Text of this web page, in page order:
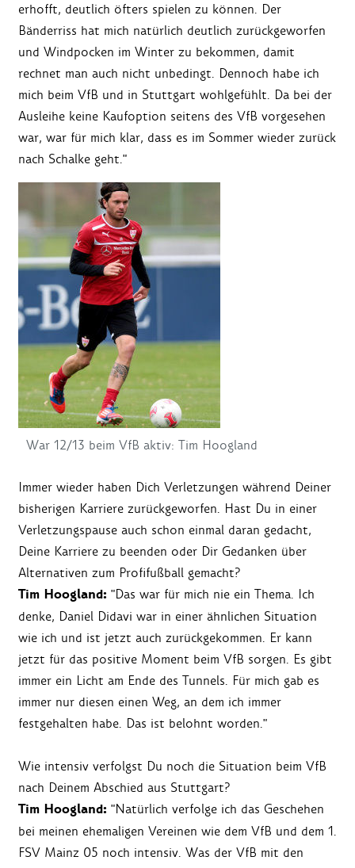
erhofft, deutlich öfters spielen zu können. Der
Bänderriss hat mich natürlich deutlich zurückgeworfen
und Windpocken im Winter zu bekommen, damit
rechnet man auch nicht unbedingt. Dennoch habe ich
mich beim VfB und in Stuttgart wohlgefühlt. Da bei der
Ausleihe keine Kaufoption seitens des VfB vorgesehen
war, war für mich klar, dass es im Sommer wieder zurück
nach Schalke geht."
War 12/13 beim VfB aktiv: Tim Hoogland
Immer wieder haben Dich Verletzungen während Deiner
bisherigen Karriere zurückgeworfen. Hast Du in einer
Verletzungspause auch schon einmal daran gedacht,
Deine Karriere zu beenden oder Dir Gedanken über
Alternativen zum Profifußball gemacht?
Tim Hoogland: "Das war für mich nie ein Thema. Ich
denke, Daniel Didavi war in einer ähnlichen Situation
wie ich und ist jetzt auch zurückgekommen. Er kann
jetzt für das positive Moment beim VfB sorgen. Es gibt
immer ein Licht am Ende des Tunnels. Für mich gab es
immer nur diesen einen Weg, an dem ich immer
festgehalten habe. Das ist belohnt worden."
Wie intensiv verfolgst Du noch die Situation beim VfB
nach Deinem Abschied aus Stuttgart?
Tim Hoogland: "Natürlich verfolge ich das Geschehen
bei meinen ehemaligen Vereinen wie dem VfB und dem 1.
FSV Mainz 05 noch intensiv. Was der VfB mit den